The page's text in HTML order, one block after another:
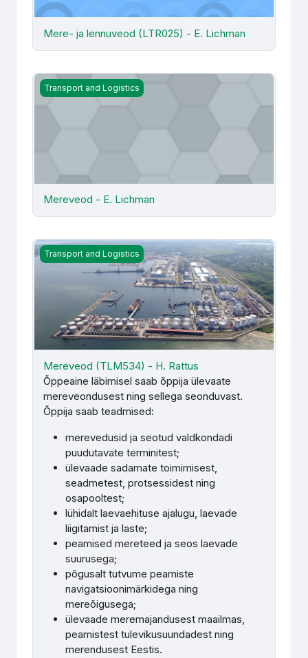
Mere- ja lennuveod (LTR025) - E. Lichman
Mereveod - E. Lichman
Transport and Logistics
Mereveod - E. Lichman
Mereveod (TLM534) - H. Rattus
Transport and Logistics
Mereveod (TLM534) - H. Rattus
Õppeaine läbimisel saab õppija ülevaate
mereveondusest ning sellega seonduvast.
Õppija saab teadmised:
merevedusid ja seotud valdkondadi
puudutavate terminitest;
ülevaade sadamate toimimisest,
seadmetest, protsessidest ning
osapooltest;
lühidalt laevaehituse ajalugu, laevade
liigitamist ja laste;
peamised mereteed ja seos laevade
suurusega;
põgusalt tutvume peamiste
navigatsioonimärkidega ning
mereõigusega;
ülevaade meremajandusest maailmas,
peamistest tulevikusuundadest ning
merendusest Eestis.